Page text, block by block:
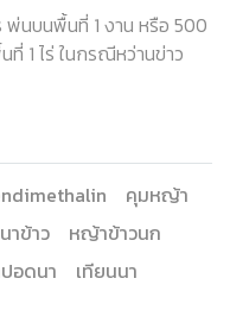
นบนพื้นที่ 1 งาน หรือ 500
1 ไร่ ในกรณีหว่านข่าว
คุมหญ้า
นาข้าว
หญ้าข้าวนก
อดนา
เทียนนา